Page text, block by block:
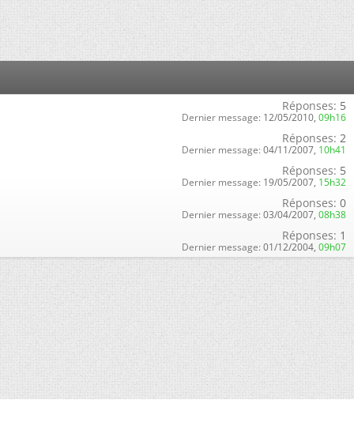
Réponses: 5
Dernier message: 12/05/2010, 09h16
Réponses: 2
Dernier message: 04/11/2007, 10h41
Réponses: 5
Dernier message: 19/05/2007, 15h32
Réponses: 0
Dernier message: 03/04/2007, 08h38
Réponses: 1
Dernier message: 01/12/2004, 09h07